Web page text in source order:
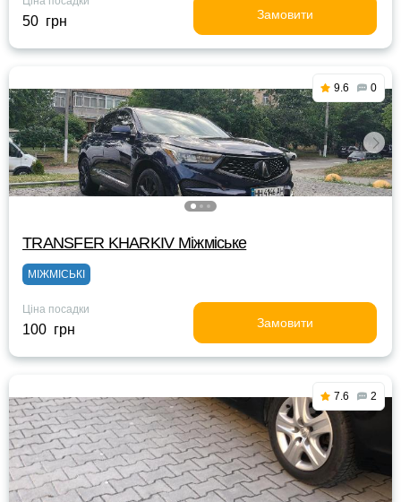
50 грн Замовити
9.6 0
TRANSFER KHARKIV Міжміське
МІЖМІСЬКІ
Ціна посадки
100 грн Замовити
7.6 2